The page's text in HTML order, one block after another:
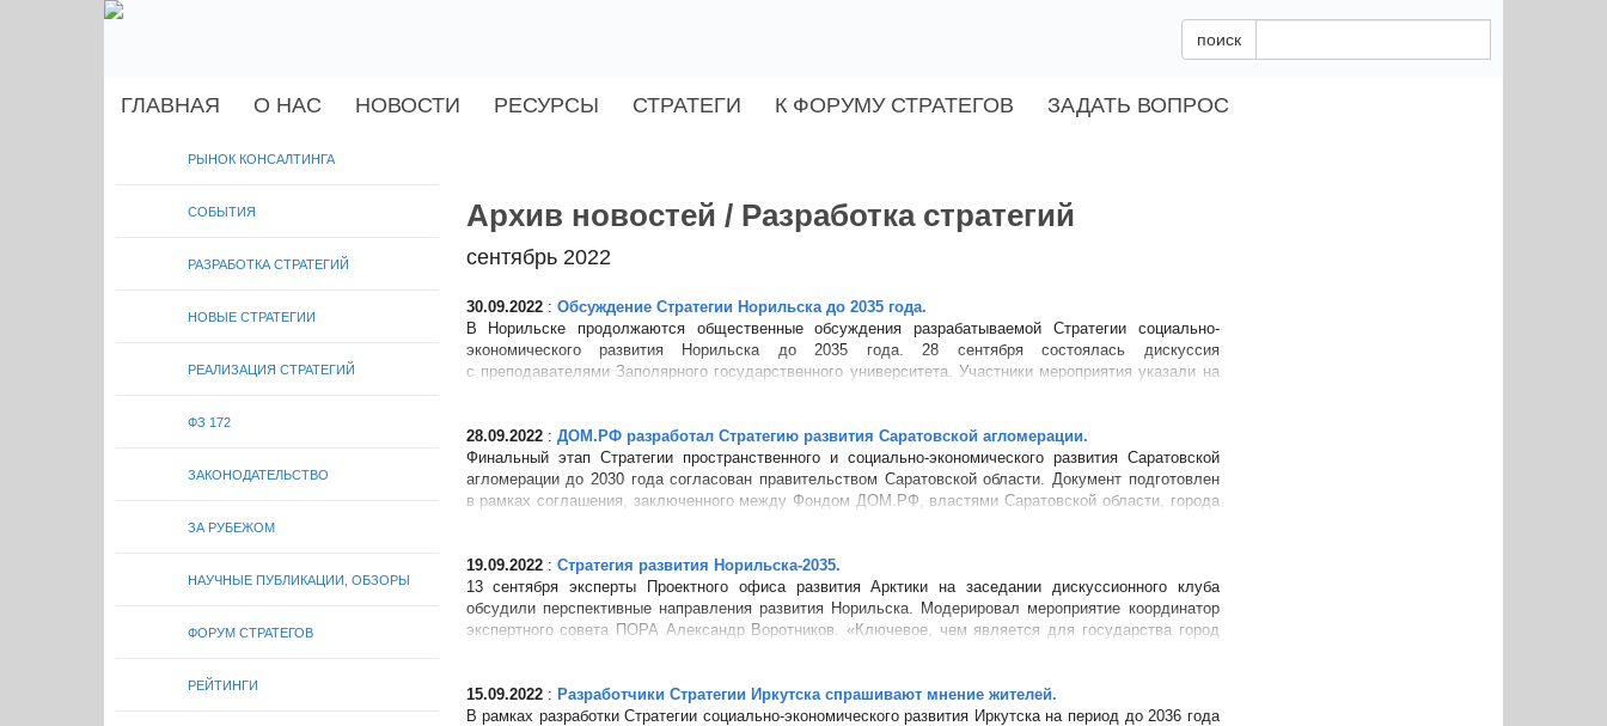
поиск
ГЛАВНАЯ О НАС НОВОСТИ РЕСУРСЫ СТРАТЕГИ К ФОРУМУ СТРАТЕГОВ ЗАДАТЬ ВОПРОС
РЫНОК КОНСАЛТИНГА
СОБЫТИЯ
РАЗРАБОТКА СТРАТЕГИЙ
НОВЫЕ СТРАТЕГИИ
РЕАЛИЗАЦИЯ СТРАТЕГИЙ
ФЗ 172
ЗАКОНОДАТЕЛЬСТВО
ЗА РУБЕЖОМ
НАУЧНЫЕ ПУБЛИКАЦИИ, ОБЗОРЫ
ФОРУМ СТРАТЕГОВ
РЕЙТИНГИ
Архив новостей / Разработка стратегий
сентябрь 2022
30.09.2022: Обсуждение Стратегии Норильска до 2035 года.
В Норильске продолжаются общественные обсуждения разрабатываемой Стратегии социально-
экономического развития Норильска до 2035 года. 28 сентября состоялась дискуссия
с преподавателями Заполярного государственного университета. Участники мероприятия указали на
28.09.2022: ДОМ.РФ разработал Стратегию развития Саратовской агломерации.
Финальный этап Стратегии пространственного и социально-экономического развития Саратовской
агломерации до 2030 года согласован правительством Саратовской области. Документ подготовлен
в рамках соглашения, заключенного между Фондом ДОМ.РФ, властями Саратовской области, города
19.09.2022: Стратегия развития Норильска-2035.
13 сентября эксперты Проектного офиса развития Арктики на заседании дискуссионного клуба
обсудили перспективные направления развития Норильска. Модерировал мероприятие координатор
экспертного совета ПОРА Александр Воротников. «Ключевое, чем является для государства город
15.09.2022: Разработчики Стратегии Иркутска спрашивают мнение жителей.
В рамках разработки Стратегии социально-экономического развития Иркутска на период до 2036 года